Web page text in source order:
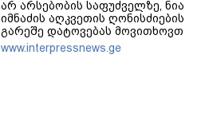
არ არსებობის საფუძველზე, ნია
იმნაძის აღკვეთის ღონისძიების
გარეშე დატოვებას მოვითხოვთ
www.interpressnews.ge